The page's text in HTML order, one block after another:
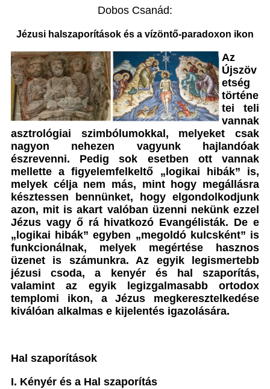
Dobos Csanád:
Jézusi halszaporítások és a vízöntő-paradoxon ikon
Az
Újszöv
etség
történe
tei teli
vannak
asztrológiai szimbólumokkal, melyeket csak
nagyon nehezen vagyunk hajlandóak
észrevenni. Pedig sok esetben ott vannak
mellette a figyelemfelkeltő „logikai hibák” is,
melyek célja nem más, mint hogy megállásra
késztessen bennünket, hogy elgondolkodjunk
azon, mit is akart valóban üzenni nekünk ezzel
Jézus vagy ő rá hivatkozó Evangélisták. De e
„logikai hibák” egyben „megoldó kulcsként” is
funkcionálnak, melyek megértése hasznos
üzenet is számunkra. Az egyik legismertebb
jézusi csoda, a kenyér és hal szaporítás,
valamint az egyik legizgalmasabb ortodox
templomi ikon, a Jézus megkeresztelkedése
kiválóan alkalmas e kijelentés igazolására.
Hal szaporítások
I. Kényér és a Hal szaporítás